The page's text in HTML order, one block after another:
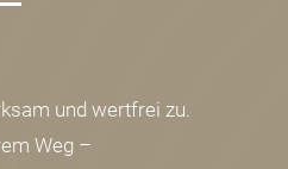
und wertfrei zu.
Weg –